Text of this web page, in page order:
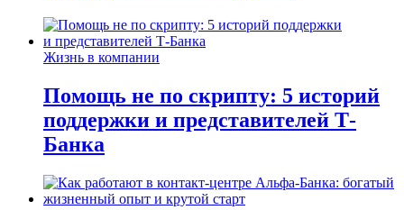
Жизнь в компании
Помощь не по скрипту: 5 историй
поддержки и представителей Т-
Банка